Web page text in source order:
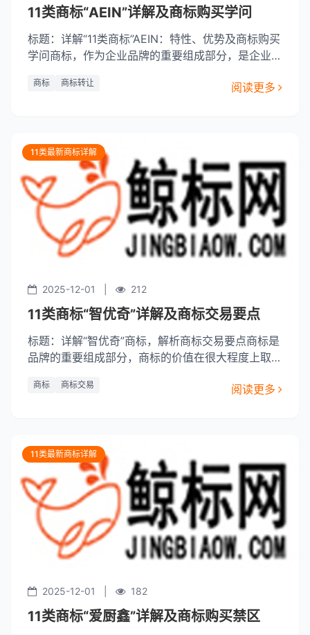
11类商标“AEIN”详解及商标购买学问
标题：详解“11类商标”AEIN：特性、优势及商标购买
学问商标，作为企业品牌的重要组成部分，是企业进
华人民共和国商标法》，商标可以分为10大类，而
商标 商标转让 阅读更多
11类最新商标详解
2025-12-01 212
11类商标“智优奇”详解及商标交易要点
标题：详解“智优奇”商标，解析商标交易要点商标是
品牌的重要组成部分，商标的价值在很大程度上取决
标的类型、注册情况、品牌影响力、市场价值等因素
商标 商标交易 阅读更多
11类最新商标详解
2025-12-01 182
11类商标“爱厨鑫”详解及商标购买禁区